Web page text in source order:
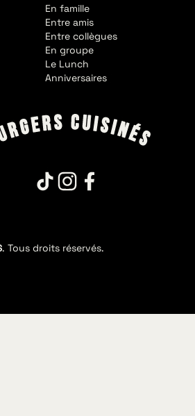
En famille
Entre amis
Entre collègues
En groupe
Le Lunch
Anniversaires
. Tous droits réservés.